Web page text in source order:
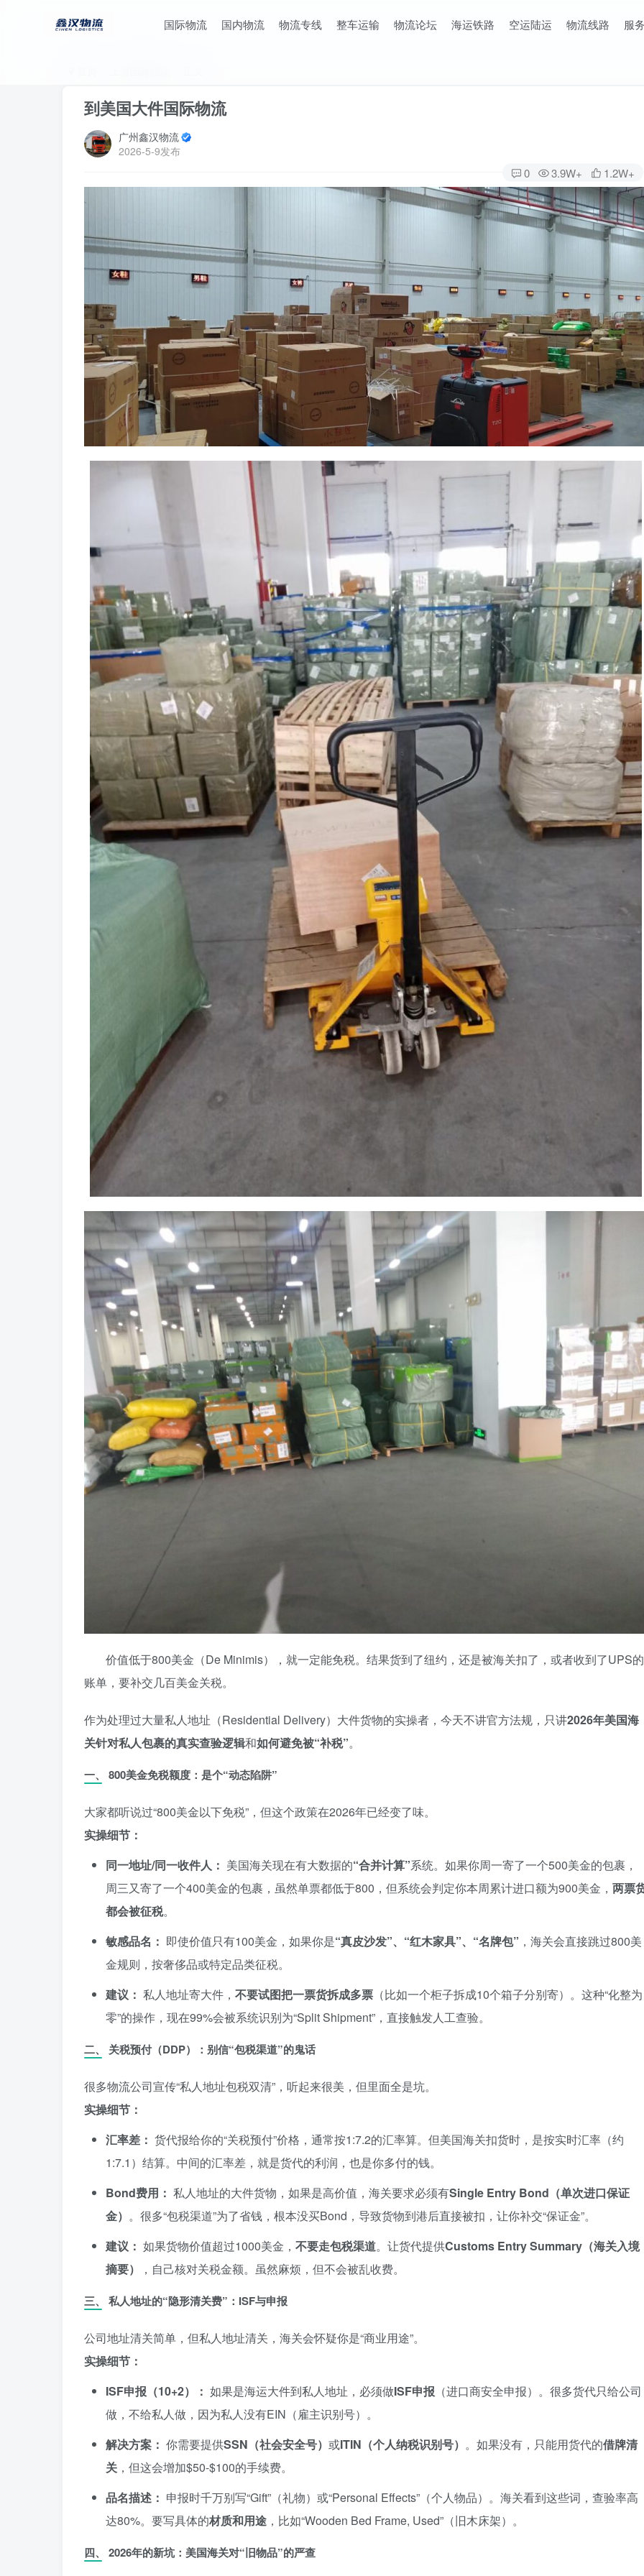
国际物流 国内物流 物流专线 整车运输 物流论坛 海运铁路 空运陆运 物流线路 服
到美国大件国际物流
广州鑫汉物流
2026-5-9发布
0 3.9W+ 1.2W+
价值低于800美金（De Minimis），就一定能免税。结果货到了纽约，还是被海关扣了，或者收到了UPS的
账单，要补交几百美金关税。
作为处理过大量私人地址（Residential Delivery）大件货物的实操者，今天不讲官方法规，只讲2026年美国海
关针对私人包裹的真实查验逻辑和如何避免被“补税”。
一、 800美金免税额度：是个“动态陷阱”
大家都听说过“800美金以下免税”，但这个政策在2026年已经变了味。
实操细节：
同一地址/同一收件人： 美国海关现在有大数据的“合并计算”系统。如果你周一寄了一个500美金的包裹，
周三又寄了一个400美金的包裹，虽然单票都低于800，但系统会判定你本周累计进口额为900美金， 两票
都会被征税。
敏感品名： 即使价值只有100美金，如果你是“真皮沙发”、“红木家具”、“名牌包” ，海关会直接跳过800美
金规则，按奢侈品或特定品类征税。
建议： 私人地址寄大件， 不要试图把一票货拆成多票 （比如一个柜子拆成10个箱子分别寄）。这种“化整为
零”的操作，现在99%会被系统识别为“Split Shipment”，直接触发人工查验。
二、 关税预付（DDP）：别信“包税渠道”的鬼话
很多物流公司宣传“私人地址包税双清”，听起来很美，但里面全是坑。
实操细节：
汇率差： 货代报给你的“关税预付”价格，通常按1:7.2的汇率算。但美国海关扣货时，是按实时汇率（约
1:7.1）结算。中间的汇率差，就是货代的利润，也是你多付的钱。
Bond费用： 私人地址的大件货物，如果是高价值，海关要求必须有Single Entry Bond（单次进口保证
金） 。很多“包税渠道”为了省钱，根本没买Bond，导致货物到港后直接被扣，让你补交“保证金”。
建议： 如果货物价值超过1000美金， 不要走包税渠道。让货代提供Customs Entry Summary（海关入境
摘要）
，自己核对关税金额。虽然麻烦，但不会被乱收费。
三、 私人地址的“隐形清关费”：ISF与申报
公司地址清关简单，但私人地址清关，海关会怀疑你是“商业用途”。
实操细节：
ISF申报（10+2）： 如果是海运大件到私人地址，必须做ISF申报 （进口商安全申报）。很多货代只给公司
做，不给私人做，因为私人没有EIN（雇主识别号）。
解决方案： 你需要提供SSN（社会安全号） 或ITIN（个人纳税识别号） 。如果没有，只能用货代的借牌清
关 ，但这会增加$50-$100的手续费。
品名描述： 申报时千万别写“Gift”（礼物）或“Personal Effects”（个人物品）。海关看到这些词，查验率高
达80%。要写具体的材质和用途 ，比如“Wooden Bed Frame, Used”（旧木床架）。
四、 2026年的新坑：美国海关对“旧物品”的严查